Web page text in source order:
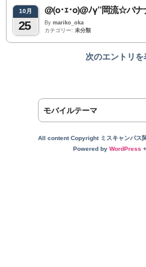
10月
25
@(o･ｪ･o)@ﾉγ”岡流☆バ
By mariko_oka
カテゴリー: 未分類
次のエントリを
モバイルテーマ
All content Copyright ミスキャンパス
Powered by WordPress+